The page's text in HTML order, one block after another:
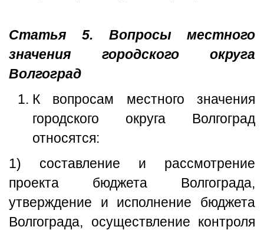
Статья 5. Вопросы местного
значения городского округа
Волгоград
К вопросам местного значения
городского округа Волгоград
относятся:
1) составление и рассмотрение
проекта бюджета Волгограда,
утверждение и исполнение бюджета
Волгограда, осуществление контроля